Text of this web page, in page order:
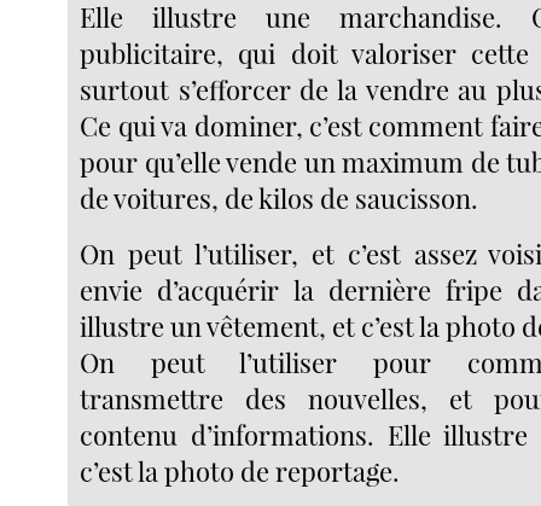
Elle illustre une marchandise.
publicitaire, qui doit valoriser cette
surtout s’efforcer de la vendre au
Ce qui va dominer, c’est comment
pour qu’elle vende un maximum de
de voitures, de kilos de saucisson.
On peut l’utiliser, et c’est assez
envie d’acquérir la dernière fripe
illustre un vêtement, et c’est la photo
On peut l’utiliser pour
transmettre des nouvelles, et
contenu d’informations. Elle
c’est la photo de reportage.